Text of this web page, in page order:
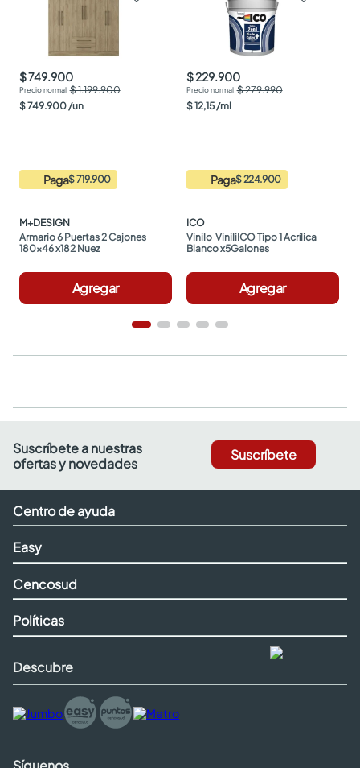
$ 749.900
$ 1.199.900
$749.900 /un
Paga$ 719.900
M+DESIGN
Armario 6 Puertas 2 Cajones
180x46 x182 Nuez
Agregar
$ 229.900
$ 279.990
$12,15 /ml
Paga$ 224.900
ICO
Vinilo  ViniliICO Tipo 1 Acrílica
Blanco x5Galones
Agregar
Suscríbete a nuestras
ofertas y novedades
Suscríbete
Centro de ayuda
Easy
Cencosud
Políticas
Descubre